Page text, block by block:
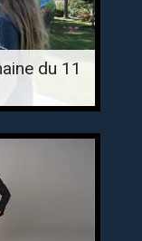
du 11